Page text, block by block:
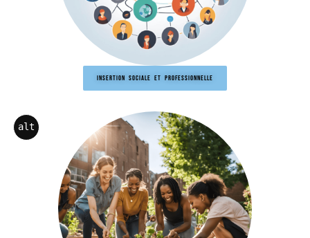
INSERTION SOCIALE ET PROFESSIONNELLE
alt